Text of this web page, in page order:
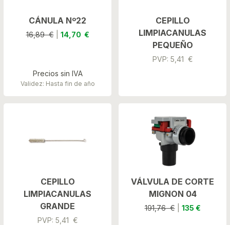
CÁNULA Nº22
16,89 €| 14,70 €
Precios sin IVA
Validez: Hasta fin de año
CEPILLO
LIMPIACANULAS
PEQUEÑO
PVP: 5,41 €
CEPILLO
LIMPIACANULAS
GRANDE
PVP: 5,41 €
VÁLVULA DE CORTE
MIGNON 04
191,76 €| 135 €